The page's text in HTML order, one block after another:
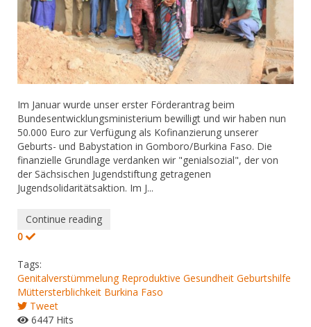
​Im Januar wurde unser erster Förderantrag beim
Bundesentwicklungsministerium bewilligt und wir haben nun
50.000 Euro zur Verfügung als Kofinanzierung unserer
Geburts- und Babystation in Gomboro/Burkina Faso. Die
finanzielle Grundlage verdanken wir "genialsozial", der von
der Sächsischen Jugendstiftung getragenen
Jugendsolidaritätsaktion. Im J...
Continue reading
0
Tags:
Genitalverstümmelung Reproduktive Gesundheit Geburtshilfe
Müttersterblichkeit Burkina Faso
Tweet
6447 Hits